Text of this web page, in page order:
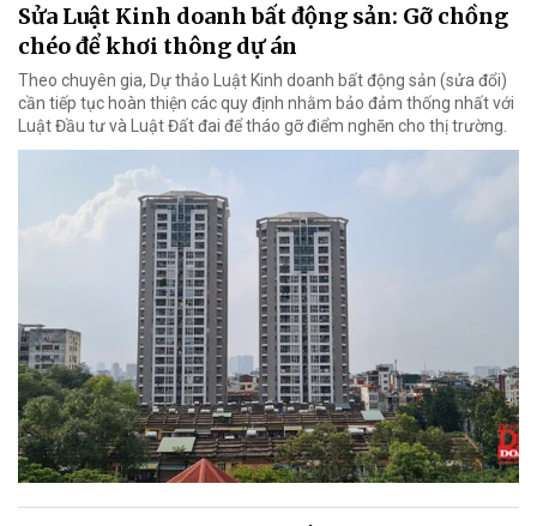
Sửa Luật Kinh doanh bất động sản: Gỡ chồng
chéo để khơi thông dự án
Theo chuyên gia, Dự thảo Luật Kinh doanh bất động sản (sửa đổi)
cần tiếp tục hoàn thiện các quy định nhằm bảo đảm thống nhất với
Luật Đầu tư và Luật Đất đai để tháo gỡ điểm nghẽn cho thị trường.